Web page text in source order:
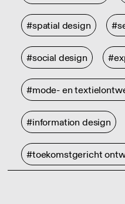
#spatial design
#social design
#mode- en
#information design
#toekomstgericht